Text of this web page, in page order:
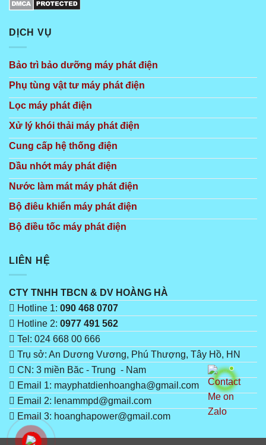
DỊCH VỤ
Bảo trì bảo dưỡng máy phát điện
Phụ tùng vật tư máy phát điện
Lọc máy phát điện
Xử lý khói thải máy phát điện
Cung cấp hệ thống điện
Dầu nhớt máy phát điện
Nước làm mát máy phát điện
Bộ điêu khiển máy phát điện
Bộ điều tốc máy phát điện
LIÊN HỆ
CTY TNHH TBCN & DV HOÀNG HÀ
Hotline 1: 090 468 0707
Hotline 2: 0977 491 562
Tel: 024 668 00 666
Trụ sở: An Dương Vương, Phú Thượng, Tây Hồ, HN
CN: 3 miền Băc - Trung - Nam
Email 1: mayphatdienhoangha@gmail.com
Email 2: lenammpd@gmail.com
Email 3: hoanghapower@gmail.com